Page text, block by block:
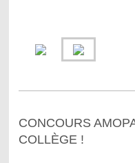
CONCOURS
COLLÈGE !